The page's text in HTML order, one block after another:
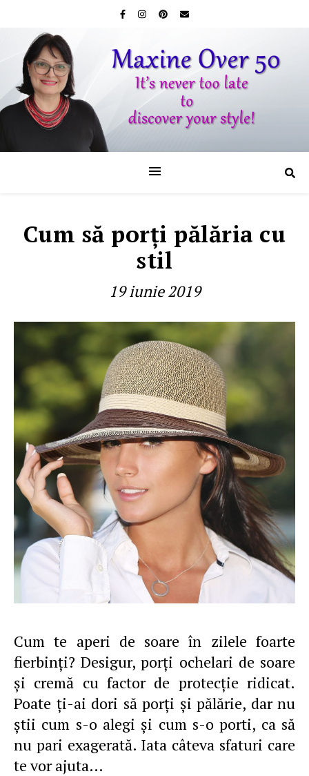
Cum să porți pălăria cu
stil
19 iunie 2019
Cum te aperi de soare în zilele foarte
fierbinți? Desigur, porți ochelari de soare
și cremă cu factor de protecție ridicat.
Poate ți-ai dori să porți și pălărie, dar nu
știi cum s-o alegi și cum s-o porti, ca să
nu pari exagerată. Iata câteva sfaturi care
te vor ajuta…